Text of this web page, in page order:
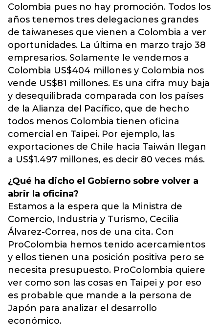
Colombia pues no hay promoción. Todos los
años tenemos tres delegaciones grandes
de taiwaneses que vienen a Colombia a ver
oportunidades. La última en marzo trajo 38
empresarios. Solamente le vendemos a
Colombia US$404 millones y Colombia nos
vende US$81 millones. Es una cifra muy baja
y desequilibrada comparada con los países
de la Alianza del Pacífico, que de hecho
todos menos Colombia tienen oficina
comercial en Taipei. Por ejemplo, las
exportaciones de Chile hacia Taiwán llegan
a US$1.497 millones, es decir 80 veces más.
¿Qué ha dicho el Gobierno sobre volver a
abrir la oficina?
Estamos a la espera que la Ministra de
Comercio, Industria y Turismo, Cecilia
Álvarez-Correa, nos de una cita. Con
ProColombia hemos tenido acercamientos
y ellos tienen una posición positiva pero se
necesita presupuesto. ProColombia quiere
ver como son las cosas en Taipei y por eso
es probable que mande a la persona de
Japón para analizar el desarrollo
económico.